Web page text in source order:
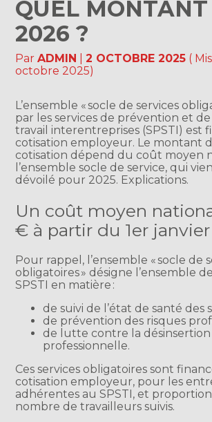
QUEL MONTANT
2026 ?
ParADMIN |2 OCTOBRE 2025 (
octobre 2025)
L’ensemble « socle de services
par les services de prévention et
travail interentreprises (SPSTI) est
cotisation employeur. Le montant
cotisation dépend du coût moyen
l’ensemble socle de service, qui
dévoilé pour 2025. Explications.
Un coût moyen
€ à partir du 1er janvier
Pour rappel, l’ensemble « socle de
obligatoires » désigne l’ensemble
SPSTI en matière :
de suivi de l’état de santé des
de prévention des risques
de lutte contre la désinsertion
professionnelle.
Ces services obligatoires sont
cotisation employeur, pour les
adhérentes au SPSTI, et
nombre de travailleurs suivis.